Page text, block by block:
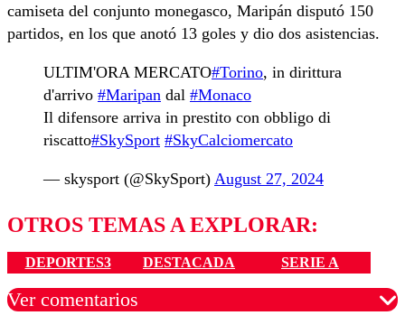
camiseta del conjunto monegasco, Maripán disputó 150
partidos, en los que anotó 13 goles y dio dos asistencias.
ULTIM'ORA MERCATO#Torino, in dirittura
d'arrivo #Maripan dal #Monaco
Il difensore arriva in prestito con obbligo di
riscatto#SkySport #SkyCalciomercato
— skysport (@SkySport) August 27, 2024
OTROS TEMAS A EXPLORAR:
DEPORTES3 DESTACADA SERIE A
Ver comentarios